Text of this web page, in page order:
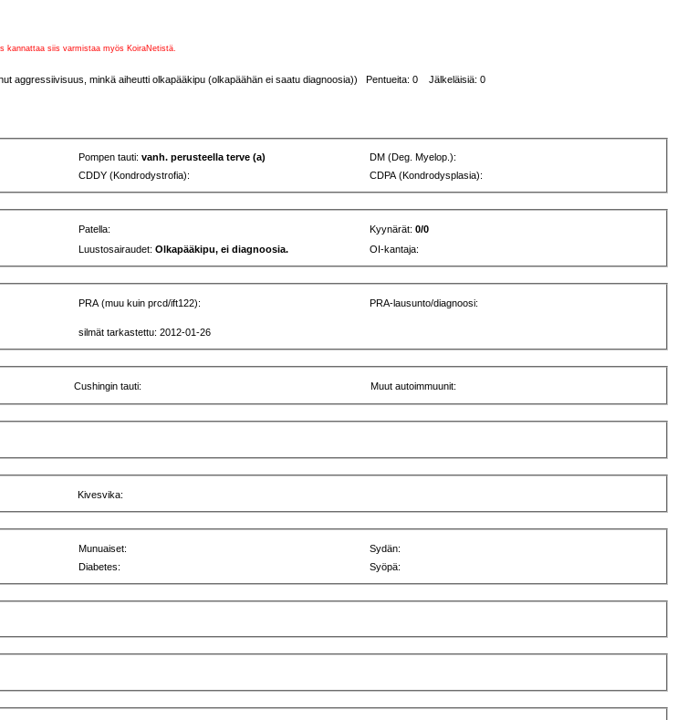
kannattaa siis varmistaa myös KoiraNetistä.
aggressiivisuus, minkä aiheutti olkapääkipu (olkapäähän ei saatu diagnoosia)) Pentueita: 0 Jälkeläisiä: 0
Pompen tauti:vanh. perusteella terve (a)
DM (Deg. Myelop.):
CDDY (Kondrodystrofia): CDPA (Kondrodysplasia):
Patella: Kyynärät:0/0
Luustosairaudet:Olkapääkipu, ei diagnoosia. OI-kantaja:
PRA (muu kuin prcd/ift122): PRA-lausunto/diagnoosi:
silmät tarkastettu: 2012-01-26
Cushingin tauti: Muut autoimmuunit:
Kivesvika:
Munuaiset:
Sydän:
Diabetes: Syöpä: